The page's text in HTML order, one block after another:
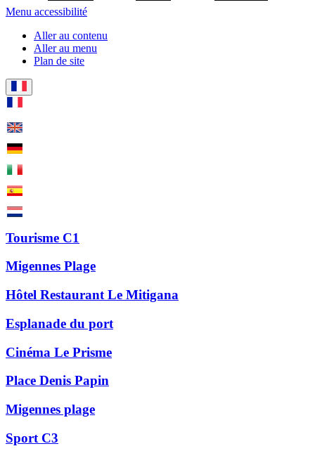
Menu accessibilité
Aller au contenu
Aller au menu
Plan de site
Tourisme C1
Migennes Plage
Hôtel Restaurant Le Mitigana
Esplanade du port
Cinéma Le Prisme
Place Denis Papin
Migennes plage
Sport C3